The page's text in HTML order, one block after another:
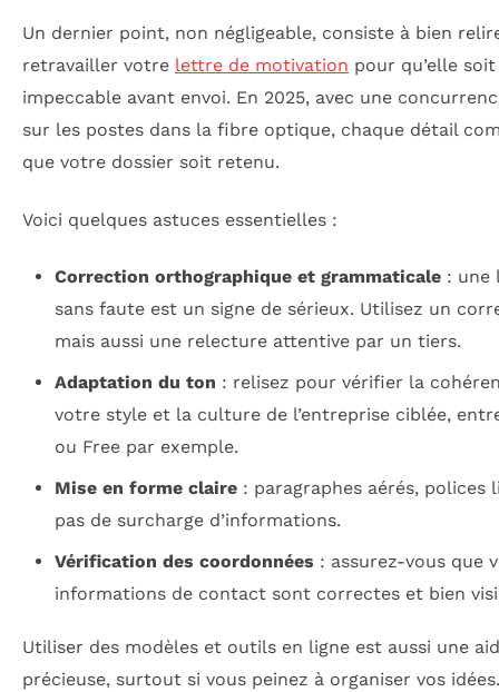
Un dernier point, non négligeable, consiste à bien
retravailler votre lettre de motivation pour qu’elle soit
impeccable avant envoi. En 2025, avec une
sur les postes dans la fibre optique, chaque détail
que votre dossier soit retenu.
Voici quelques astuces essentielles :
Correction orthographique et grammaticale: une
sans faute est un signe de sérieux. Utilisez un
mais aussi une relecture attentive par un tiers.
Adaptation du ton : relisez pour vérifier la
votre style et la culture de l’entreprise ciblée,
ou Free par exemple.
Mise en forme claire: paragraphes aérés, polices
pas de surcharge d’informations.
Vérification des coordonnées : assurez-vous que
informations de contact sont correctes et bien
Utiliser des modèles et outils en ligne est aussi une
précieuse, surtout si vous peinez à organiser vos